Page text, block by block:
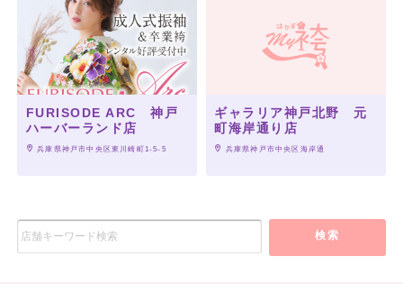
FURISODE ARC 神戸
ハーバーランド店
兵庫県神戸市中央区東川崎町1-5-5
ギャラリア神戸北野 元
町海岸通り店
兵庫県神戸市中央区海岸通
検索